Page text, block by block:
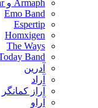
Armaph و Afgar
Emo Band
Espertip
Homxigen
The Ways
Today Band
آراز کمانگر